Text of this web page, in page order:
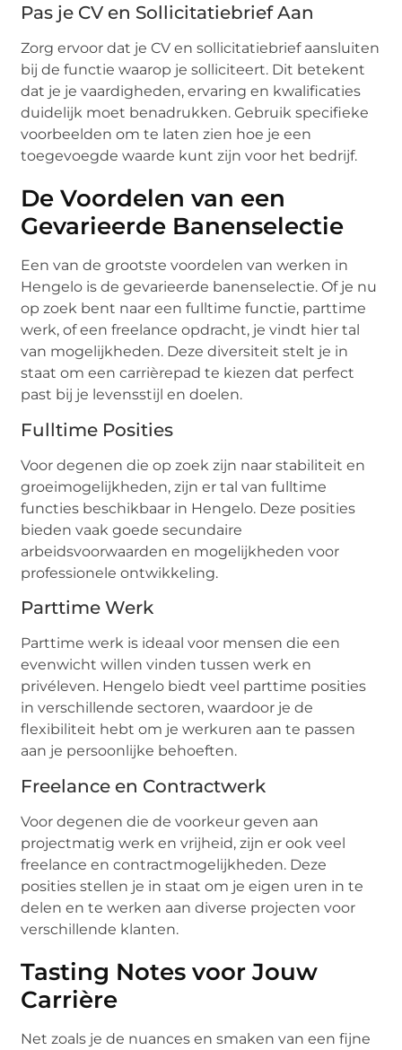
Pas je CV en Sollicitatiebrief Aan
Zorg ervoor dat je CV en sollicitatiebrief aansluiten
bij de functie waarop je solliciteert. Dit betekent
dat je je vaardigheden, ervaring en kwalificaties
duidelijk moet benadrukken. Gebruik specifieke
voorbeelden om te laten zien hoe je een
toegevoegde waarde kunt zijn voor het bedrijf.
De Voordelen van een
Gevarieerde Banenselectie
Een van de grootste voordelen van werken in
Hengelo is de gevarieerde banenselectie. Of je nu
op zoek bent naar een fulltime functie, parttime
werk, of een freelance opdracht, je vindt hier tal
van mogelijkheden. Deze diversiteit stelt je in
staat om een carrièrepad te kiezen dat perfect
past bij je levensstijl en doelen.
Fulltime Posities
Voor degenen die op zoek zijn naar stabiliteit en
groeimogelijkheden, zijn er tal van fulltime
functies beschikbaar in Hengelo. Deze posities
bieden vaak goede secundaire
arbeidsvoorwaarden en mogelijkheden voor
professionele ontwikkeling.
Parttime Werk
Parttime werk is ideaal voor mensen die een
evenwicht willen vinden tussen werk en
privéleven. Hengelo biedt veel parttime posities
in verschillende sectoren, waardoor je de
flexibiliteit hebt om je werkuren aan te passen
aan je persoonlijke behoeften.
Freelance en Contractwerk
Voor degenen die de voorkeur geven aan
projectmatig werk en vrijheid, zijn er ook veel
freelance en contractmogelijkheden. Deze
posities stellen je in staat om je eigen uren in te
delen en te werken aan diverse projecten voor
verschillende klanten.
Tasting Notes voor Jouw
Carrière
Net zoals je de nuances en smaken van een fijne